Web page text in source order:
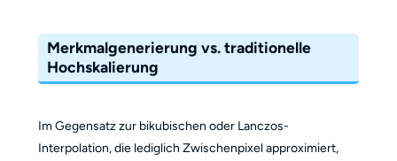
Merkmalgenerierung vs. traditionelle
Hochskalierung
Im Gegensatz zur bikubischen oder Lanczos-
Interpolation, die lediglich Zwischenpixel approximiert,